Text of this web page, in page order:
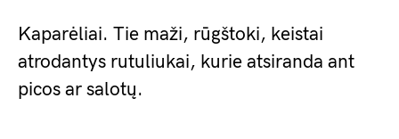
Kaparėliai. Tie maži, rūgštoki, keistai
atrodantys rutuliukai, kurie atsiranda ant
picos ar salotų.